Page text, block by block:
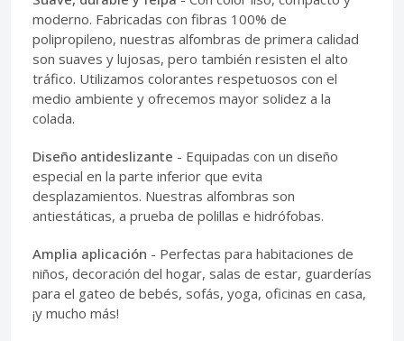
moderno. Fabricadas con fibras 100% de
polipropileno, nuestras alfombras de primera calidad
son suaves y lujosas, pero también resisten el alto
tráfico. Utilizamos colorantes respetuosos con el
medio ambiente y ofrecemos mayor solidez a la
colada.
Diseño antideslizante - Equipadas con un diseño
especial en la parte inferior que evita
desplazamientos. Nuestras alfombras son
antiestáticas, a prueba de polillas e hidrófobas.
Amplia aplicación - Perfectas para habitaciones de
niños, decoración del hogar, salas de estar, guarderías
para el gateo de bebés, sofás, yoga, oficinas en casa,
¡y mucho más!